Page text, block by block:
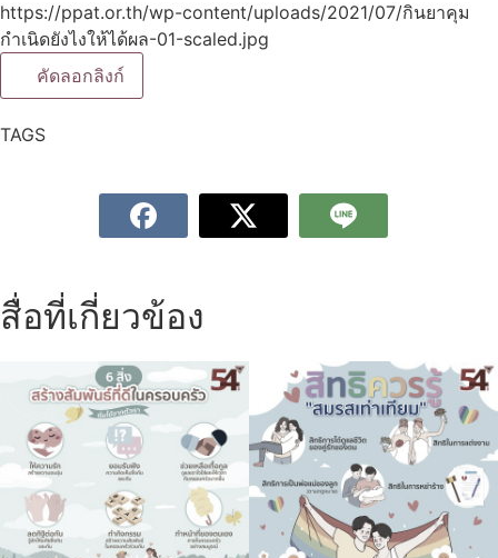
https://ppat.or.th/wp-content/uploads/2021/07/กินยาคุม
กำเนิดยังไงให้ได้ผล-01-scaled.jpg
คัดลอกลิงก์
TAGS
สื่อที่เกี่ยวข้อง